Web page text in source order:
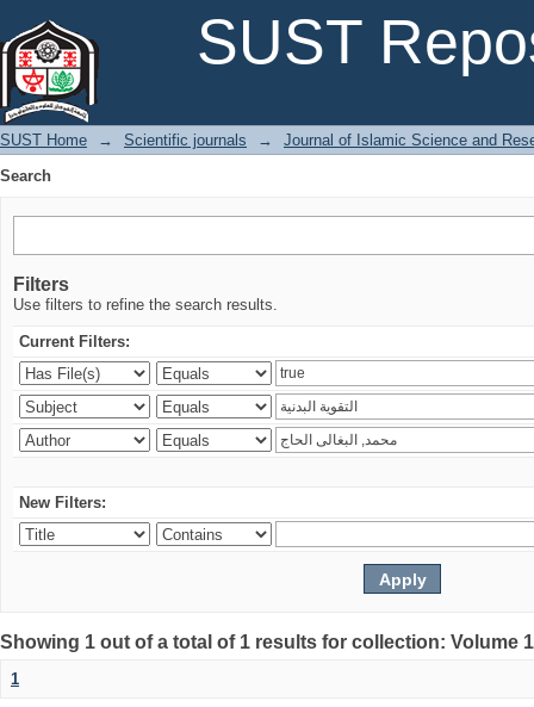
SUST
SUST Home → Scientific journals →
Journal of Islamic Science and
Search
Filters
Use filters to refine the search results.
Current Filters:
New Filters:
Showing 1 out of a total of 1 results for collection: Volume
1